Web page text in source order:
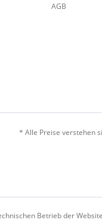
AGB
* Alle Preise verstehen
Betrieb der